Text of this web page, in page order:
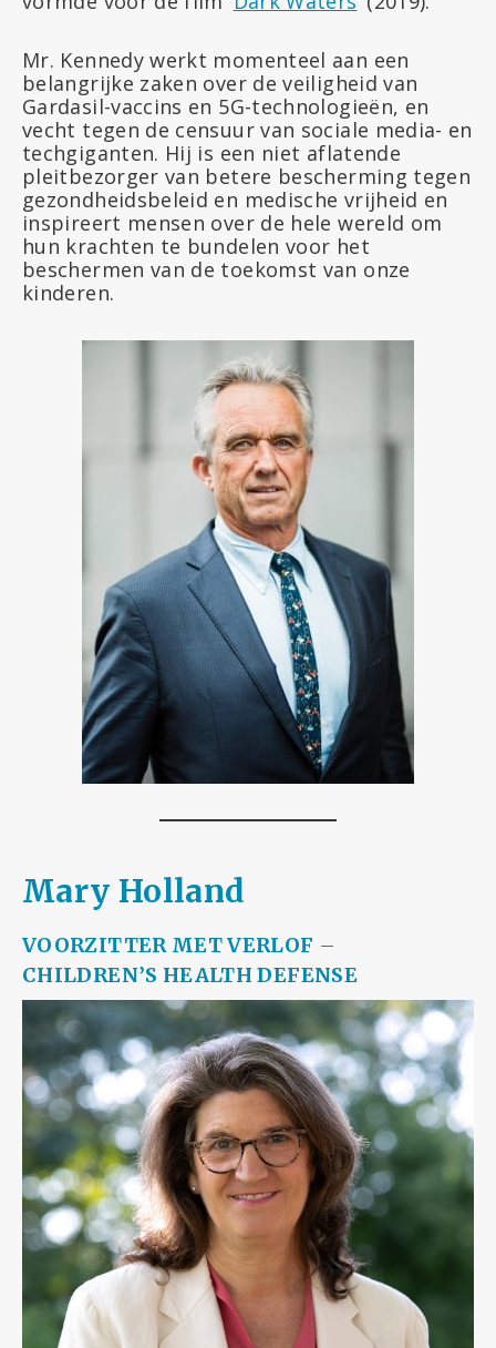
Mr. Kennedy werkt momenteel aan een
belangrijke zaken over de veiligheid van
Gardasil-vaccins en 5G-technologieën, en
vecht tegen de censuur van sociale media- en
techgiganten. Hij is een niet aflatende
pleitbezorger van betere bescherming tegen
gezondheidsbeleid en medische vrijheid en
inspireert mensen over de hele wereld om
hun krachten te bundelen voor het
beschermen van de toekomst van onze
kinderen.
Mary Holland
VOORZITTER MET VERLOF –
CHILDREN’S HEALTH DEFENSE